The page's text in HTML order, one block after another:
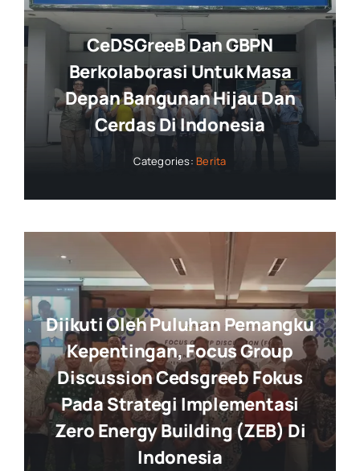
CeDSGreeB Dan GBPN
Berkolaborasi Untuk Masa
Depan Bangunan Hijau Dan
Cerdas Di Indonesia
Categories: Berita
Diikuti Oleh Puluhan Pemangku
Kepentingan, Focus Group
Discussion Cedsgreeb Fokus
Pada Strategi Implementasi
Zero Energy Building (ZEB) Di
Indonesia